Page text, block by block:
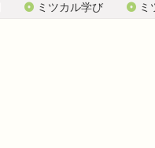
ミツカル学び ミ